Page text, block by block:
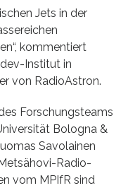
Jets in der
kommentiert
Institut in
von RadioAstron.
Forschungsteams
Bologna &
Savolainen
Radio-
vom MPIfR sind